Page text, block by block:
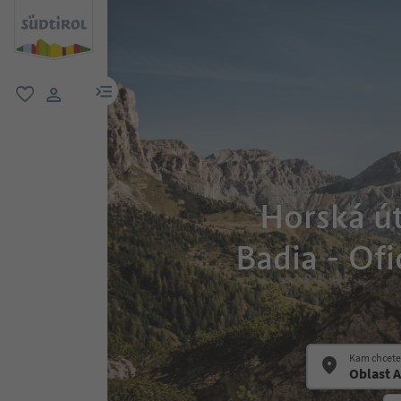
uživatelský odkaz
odkaz na menu
Horská
Badia -
Kam